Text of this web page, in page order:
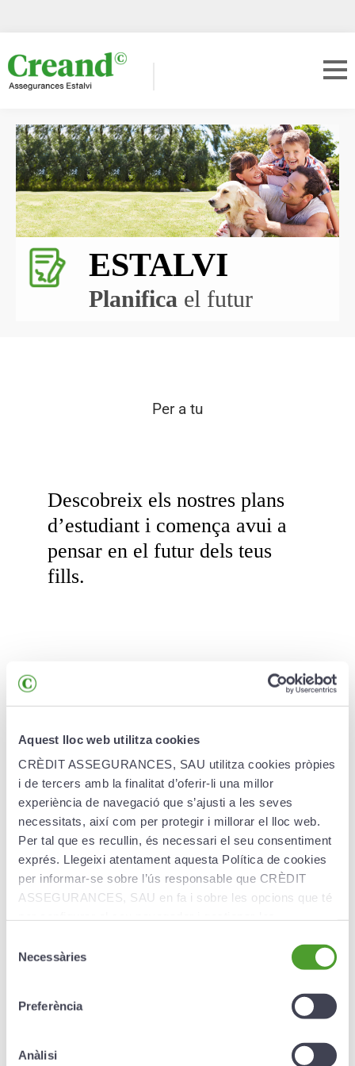
Aquest lloc web utilitza cookies
CRÈDIT ASSEGURANCES, SAU utilitza cookies pròpies
i de tercers amb la finalitat d’oferir-li una millor
experiència de navegació que s’ajusti a les seves
necessitats, així com per protegir i millorar el lloc web.
Per tal que es recullin, és necessari el seu consentiment
exprés. Llegeixi atentament aquesta Política de cookies
per informar-se sobre l’ús responsable que CRÈDIT
ASSEGURANCES, SAU en fa i sobre les opcions que té
Necessàries
Preferència
Anàlisi
ESTALVI
Planifica el futur
Per a tu
Descobreix els nostres plans
d’estudiant i comença avui a
pensar en el futur dels teus
fills.
Creand Pla Estudiant
Dinàmic
El Creand Pla Estudiant Dinàmic està destinat
a aquelles persones que volen estalviar per al
futur dels seus fills, nets o nebots de manera
Més informació ›